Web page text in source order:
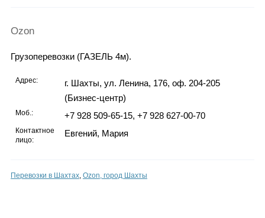
Ozon
Грузоперевозки (ГАЗЕЛЬ 4м).
Адрес:
г. Шахты, ул. Ленина, 176, оф. 204-205
(Бизнес-центр)
Моб.: +7 928 509-65-15, +7 928 627-00-70
Контактное
лицо:
Евгений, Мария
Перевозки в Шахтах, Ozon, город Шахты